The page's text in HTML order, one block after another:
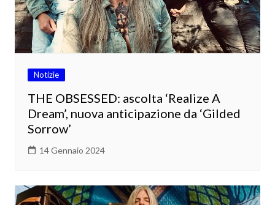
Notizie
THE OBSESSED: ascolta ‘Realize A
Dream’, nuova anticipazione da ‘Gilded
Sorrow’
14 Gennaio 2024